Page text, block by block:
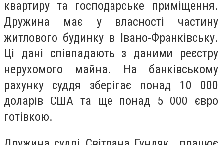
квартиру та господарське приміщення.
Дружина має у власності частину
житлового будинку в Івано-Франківську.
Ці дані співпадають з даними реєстру
нерухомого майна. На банківському
рахунку суддя зберігає понад 10 000
доларів США та ще понад 5 000 євро
готівкою.